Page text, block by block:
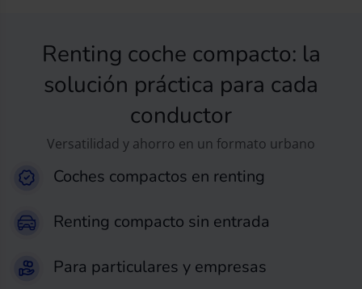
Renting coche compacto: la
solución práctica para cada
conductor
Versatilidad y ahorro en un formato urbano
Coches compactos en renting
Renting compacto sin entrada
Para particulares y empresas